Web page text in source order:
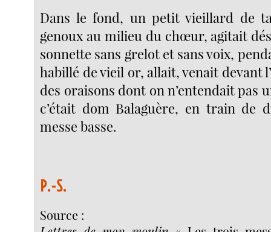
Dans le fond, un petit vieillard de
genoux au milieu du chœur, agitait
sonnette sans grelot et sans voix,
habillé de vieil or, allait, venait devant
des oraisons dont on n’entendait pas
c’était dom Balaguère, en train de
messe basse.
P.-S.
Source :